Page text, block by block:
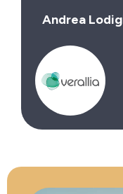
Andrea